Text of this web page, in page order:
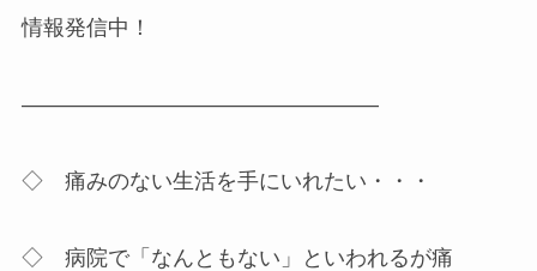
情報発信中！
————————————————–
◇ 痛みのない生活を手にいれたい・・・
◇ 病院で「なんともない」といわれるが痛